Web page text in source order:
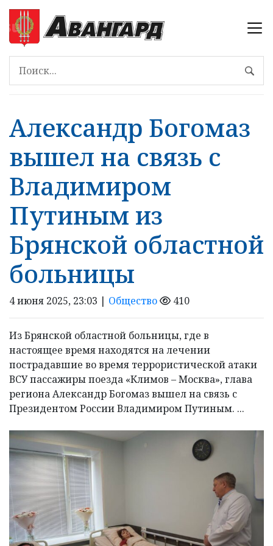
Александр Богомаз
вышел на связь с
Владимиром
Путиным из
Брянской областной
больницы
4 июня 2025, 23:03 | Общество 410
Из Брянской областной больницы, где в
настоящее время находятся на лечении
пострадавшие во время террористической атаки
ВСУ пассажиры поезда «Климов – Москва», глава
региона Александр Богомаз вышел на связь с
Президентом России Владимиром Путиным. ...